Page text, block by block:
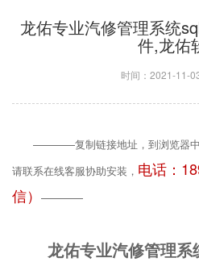
龙佑专业汽修管理系统
件,龙佑
时间：2021-11-
————复制链接地址，到浏览器中
请联系在线客服协助安装， 电话：
信） ————
龙佑专业汽修管理